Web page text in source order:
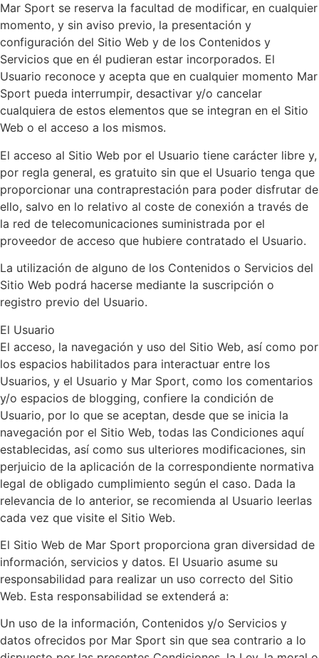
Mar Sport se reserva la facultad de modificar, en cualquier
momento, y sin aviso previo, la presentación y
configuración del Sitio Web y de los Contenidos y
Servicios que en él pudieran estar incorporados. El
Usuario reconoce y acepta que en cualquier momento Mar
Sport pueda interrumpir, desactivar y/o cancelar
cualquiera de estos elementos que se integran en el Sitio
Web o el acceso a los mismos.
El acceso al Sitio Web por el Usuario tiene carácter libre y,
por regla general, es gratuito sin que el Usuario tenga que
proporcionar una contraprestación para poder disfrutar de
ello, salvo en lo relativo al coste de conexión a través de
la red de telecomunicaciones suministrada por el
proveedor de acceso que hubiere contratado el Usuario.
La utilización de alguno de los Contenidos o Servicios del
Sitio Web podrá hacerse mediante la suscripción o
registro previo del Usuario.
El Usuario
El acceso, la navegación y uso del Sitio Web, así como por
los espacios habilitados para interactuar entre los
Usuarios, y el Usuario y Mar Sport, como los comentarios
y/o espacios de blogging, confiere la condición de
Usuario, por lo que se aceptan, desde que se inicia la
navegación por el Sitio Web, todas las Condiciones aquí
establecidas, así como sus ulteriores modificaciones, sin
perjuicio de la aplicación de la correspondiente normativa
legal de obligado cumplimiento según el caso. Dada la
relevancia de lo anterior, se recomienda al Usuario leerlas
cada vez que visite el Sitio Web.
El Sitio Web de Mar Sport proporciona gran diversidad de
información, servicios y datos. El Usuario asume su
responsabilidad para realizar un uso correcto del Sitio
Web. Esta responsabilidad se extenderá a:
Un uso de la información, Contenidos y/o Servicios y
datos ofrecidos por Mar Sport sin que sea contrario a lo